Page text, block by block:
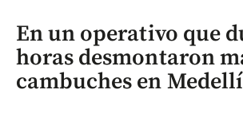
En un operativo que
horas desmontaron
cambuches en